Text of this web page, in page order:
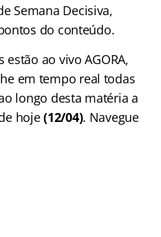
Semana Decisiva,
do conteúdo.
ao vivo AGORA,
em tempo real todas
longo desta matéria a
hoje(12/04). Navegue